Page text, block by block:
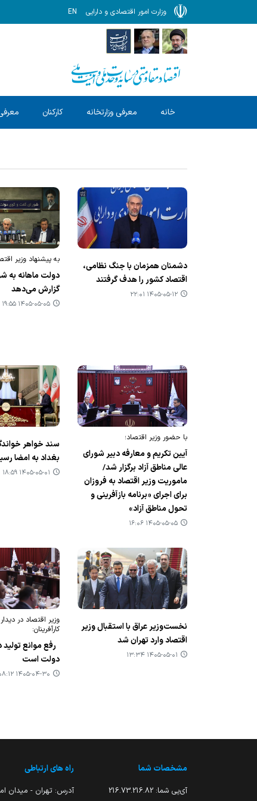
وزارت امور اقتصادی و دارایی EN
خانه معرفی وزارتخانه کارکنان
دشمنان همزمان با جنگ نظامی،
اقتصاد کشور را هدف گرفتند
۱۴۰۵-۰۵-۱۲ ۲۲:۰۱
به پیشنهاد وزیر
دولت ماهانه به
گزارش می‌دهد
۱۴۰۵-۰۵-۰۵ ۱۹:۵۵
با حضور وزیر اقتصاد؛
آیین تکریم و معارفه دبیر شورای
عالی مناطق آزاد برگزار شد/
ماموریت وزیر اقتصاد به فروزان
برای اجرای «برنامه بازآفرینی و
تحول مناطق آزاد»
۱۴۰۵-۰۵-۰۵ ۱۶:۰۶
سند خواهر
بغداد به امضا
۱۴۰۵-۰۵-۰۱ ۱۸:۵۹
نخست‌وزیر عراق با استقبال وزیر
اقتصاد وارد تهران شد
۱۴۰۵-۰۵-۰۱ ۱۳:۳۴
وزیر اقتصاد در
کارآفرینان:
رفع موانع تولید
دولت است
۱۴۰۵-۰۴-۳۰ ۰۸:۱۲
مشخصات شما
آی‌پی شما: 216.73.216.82
راه های ارتباطی
آدرس: تهران - میدان